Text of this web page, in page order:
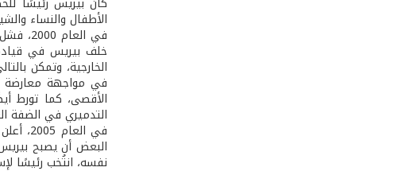
الأطفال والنساء
خلف بيريس في قيادة
الخارجية، وتمكن
في مواجهة معارضة
الأقصى، كما تورط
التدميري في الضفة
في
البعض أن يصبح
نفسه، انتُخب رئيسًا لإسرائيل لمدة